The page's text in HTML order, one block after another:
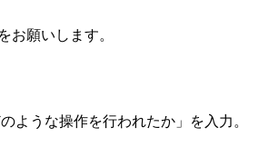
お願いします。
ような操作を行われたか」を入力。